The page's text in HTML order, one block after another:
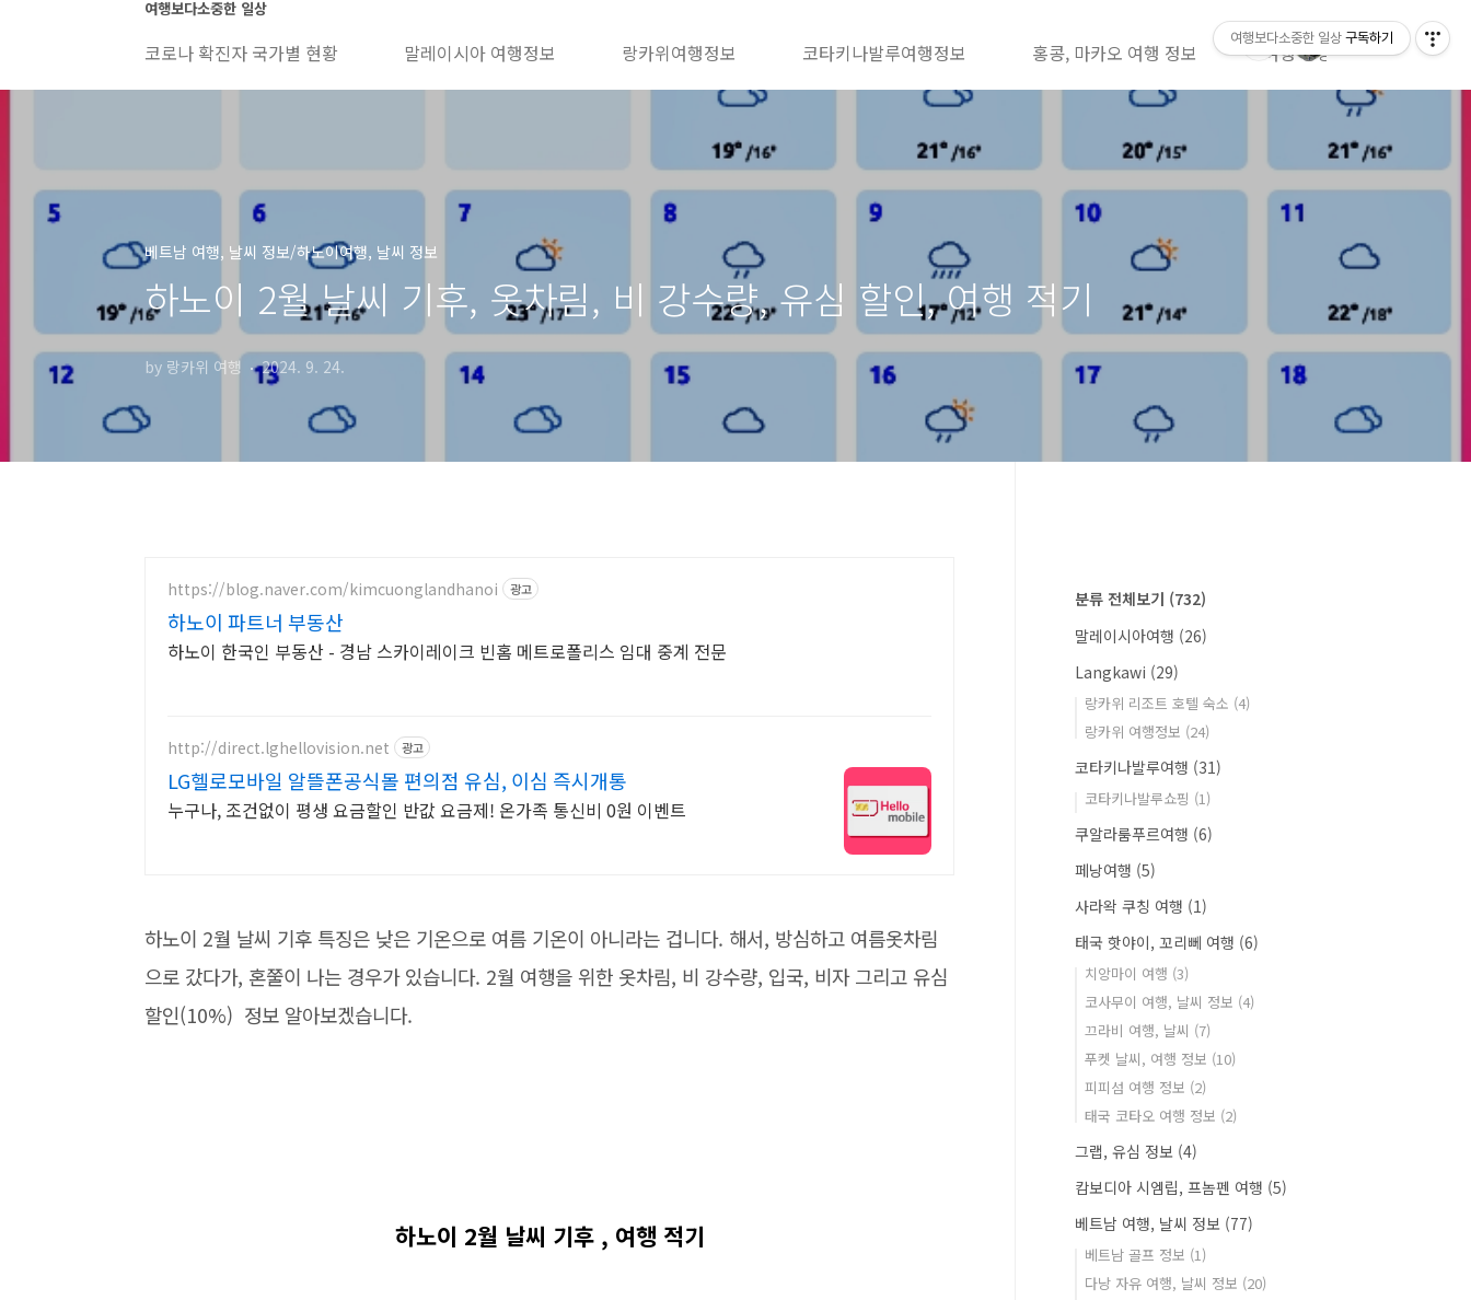
여행보다소중한 일상
코로나 확진자 국가별 현황 말레이시아 여행정보 랑카위여행정보 코타키나발루여행정보 홍콩, 마카오 여행 정보 여행 영상정보( 유투브)
베트남 여행, 날씨 정보/하노이여행, 날씨 정보
하노이 2월 날씨 기후, 옷차림, 비 강수량, 유심 할인, 여행 적기
by 랑카위 여행 2024. 9. 24.
https://blog.naver.com/kimcuonglandhanoi 광고
하노이 파트너 부동산
하노이 한국인 부동산 - 경남 스카이레이크 빈홈 메트로폴리스 임대 중계 전문
http://direct.lghellovision.net 광고
LG헬로모바일 알뜰폰공식몰 편의점 유심, 이심 즉시개통
누구나, 조건없이 평생 요금할인 반값 요금제! 온가족 통신비 0원 이벤트
하노이 2월 날씨 기후 특징은 낮은 기온으로 여름 기온이 아니라는 겁니다. 해서, 방심하고 여름옷차림
으로 갔다가, 혼쭐이 나는 경우가 있습니다. 2월 여행을 위한 옷차림, 비 강수량, 입국, 비자 그리고 유심
할인(10%) 정보 알아보겠습니다.
하노이 2월 날씨 기후 , 여행 적기
분류 전체보기 (732)
말레이시아여행 (26)
Langkawi (29)
랑카위 리조트 호텔 숙소 (4)
랑카위 여행정보 (24)
코타키나발루여행 (31)
코타키나발루쇼핑 (1)
쿠알라룸푸르여행 (6)
페낭여행 (5)
사라왁 쿠칭 여행 (1)
태국 핫야이, 꼬리뻬 여행 (6)
치앙마이 여행 (3)
코사무이 여행, 날씨 정보 (4)
끄라비 여행, 날씨 (7)
푸켓 날씨, 여행 정보 (10)
피피섬 여행 정보 (2)
태국 코타오 여행 정보 (2)
그랩, 유심 정보 (4)
캄보디아 시엠립, 프놈펜 여행 (5)
베트남 여행, 날씨 정보 (77)
베트남 골프 정보 (1)
다낭 자유 여행, 날씨 정보 (20)
여행보다소중한 일상 구독하기